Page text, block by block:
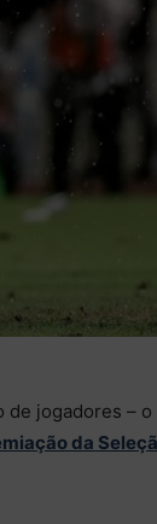
de jogadores – o
da